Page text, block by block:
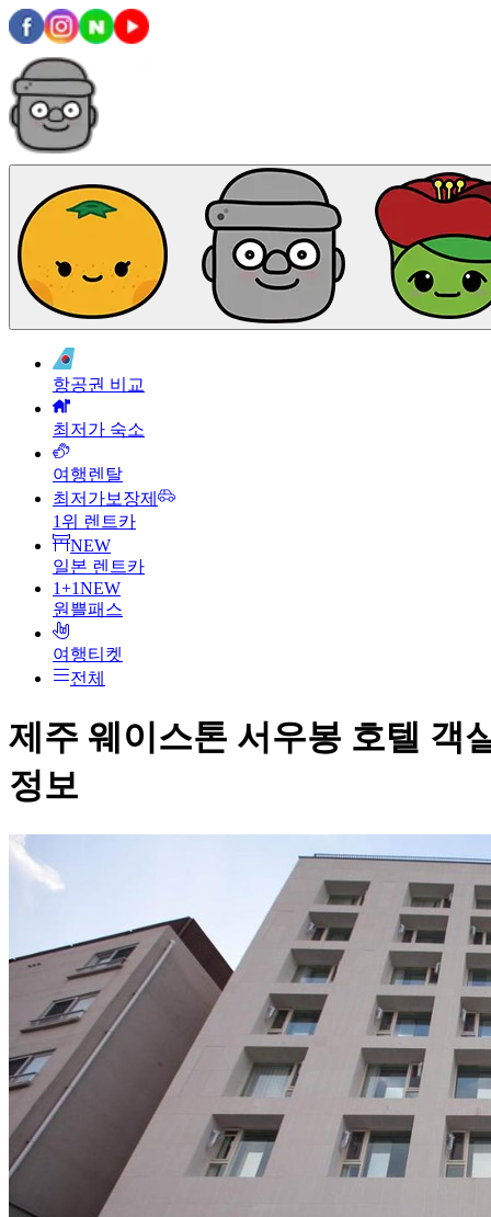
항공권 비교
최저가 숙소
여행렌탈
최저가보장제
1위 렌트카
NEW
일본 렌트카
1+1NEW
원쁠패스
여행티켓
전체
제주 웨이스톤 서우봉 호텔 객
정보